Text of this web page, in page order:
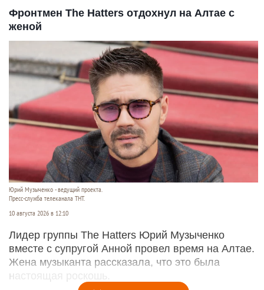
Фронтмен The Hatters отдохнул на Алтае с
женой
Юрий Музыченко - ведущий проекта.
Пресс-служба телеканала ТНТ.
10 августа 2026 в 12:10
Лидер группы The Hatters Юрий Музыченко
вместе с супругой Анной провел время на Алтае.
Жена музыканта рассказала, что это была
настоящая роскошь.